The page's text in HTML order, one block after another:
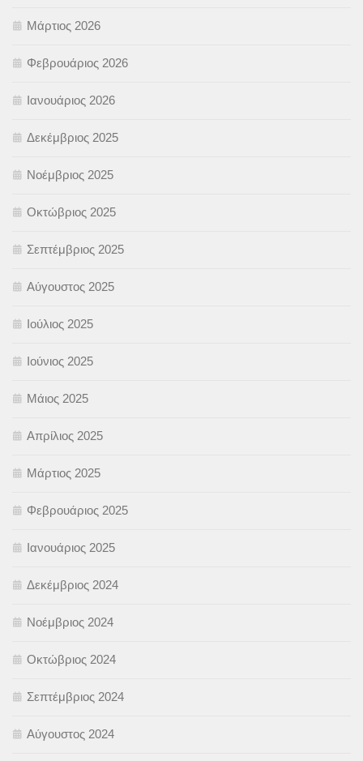
Μάρτιος 2026
Φεβρουάριος 2026
Ιανουάριος 2026
Δεκέμβριος 2025
Νοέμβριος 2025
Οκτώβριος 2025
Σεπτέμβριος 2025
Αύγουστος 2025
Ιούλιος 2025
Ιούνιος 2025
Μάιος 2025
Απρίλιος 2025
Μάρτιος 2025
Φεβρουάριος 2025
Ιανουάριος 2025
Δεκέμβριος 2024
Νοέμβριος 2024
Οκτώβριος 2024
Σεπτέμβριος 2024
Αύγουστος 2024